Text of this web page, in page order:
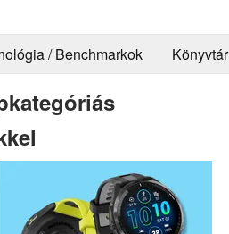
/ Benchmarkok Könyvtár